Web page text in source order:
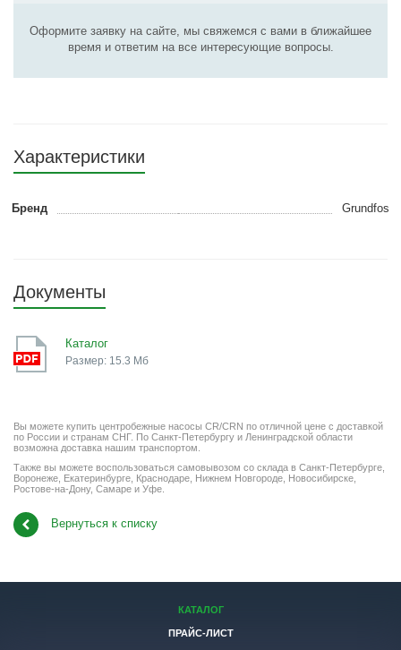
Оформите заявку на сайте, мы свяжемся с вами в ближайшее
время и ответим на все интересующие вопросы.
Характеристики
Бренд Grundfos
Документы
Каталог
Размер: 15.3 Мб
Вы можете купить центробежные насосы CR/CRN по отличной цене с доставкой
по России и странам СНГ. По Санкт-Петербургу и Ленинградской области
возможна доставка нашим транспортом.
Также вы можете воспользоваться самовывозом со склада в Санкт-Петербурге,
Воронеже, Екатеринбурге, Краснодаре, Нижнем Новгороде, Новосибирске,
Ростове-на-Дону, Самаре и Уфе.
Вернуться к списку
КАТАЛОГ
ПРАЙС-ЛИСТ